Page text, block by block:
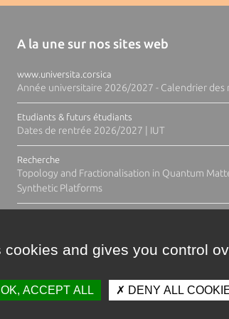
A la une sur nos sites web
www.universita.corsica
Année universitaire 2026/2027 - Calendrier des
Etudiants & futurs étudiants
Dates de rentrée 2026/2027 | IUT
Recherche
Topology and Fractionalisation in Quantum
Synthetic Platforms
cookies and gives you control
OK, ACCEPT ALL DENY ALL